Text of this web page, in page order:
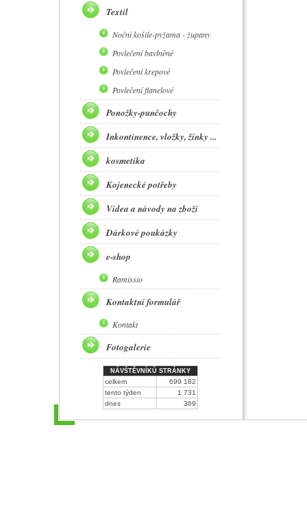
Textil
Noční košile-pyžama - župany
Povlečení bavlněné
Povlečení krepové
Povlečení flanelové
Ponožky-punčochy
Inkontinence, vložky, žínky ...
kosmetika
Kojenecké potřeby
Videa a návody na zboží
Dárkové poukázky
e-shop
Ramissio
Kontaktní formulář
Kontakt
Fotogalerie
NÁVŠTĚVNÍKŮ STRÁNKY
celkem
699 182
tento týden
1 731
dnes
369